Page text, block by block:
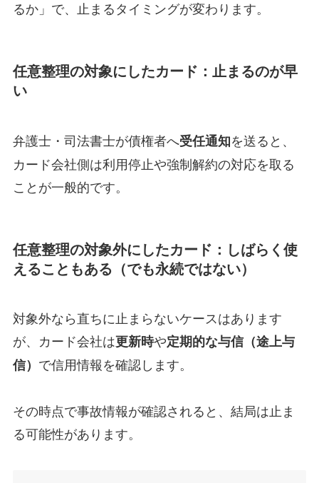
るか」で、止まるタイミングが変わります。
任意整理の対象にしたカード：止まるのが早
い
弁護士・司法書士が債権者へ受任通知を送ると、
カード会社側は利用停止や強制解約の対応を取る
ことが一般的です。
任意整理の対象外にしたカード：しばらく使
えることもある（でも永続ではない）
対象外なら直ちに止まらないケースはあります
が、カード会社は更新時や定期的な与信（途上与
信） で信用情報を確認します。
その時点で事故情報が確認されると、結局は止ま
る可能性があります。